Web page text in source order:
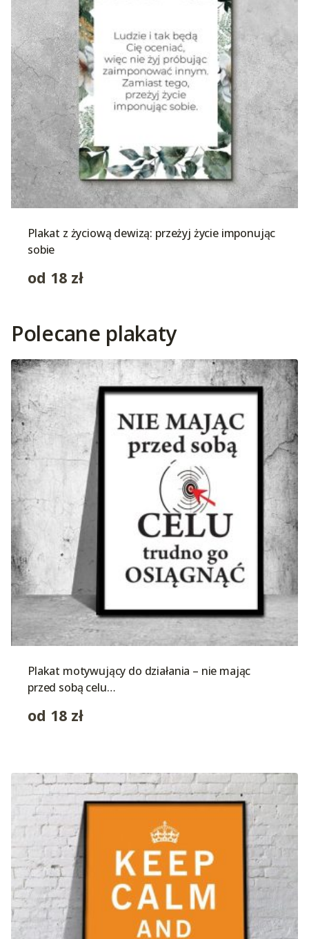
Plakat z życiową dewizą: przeżyj życie imponując
sobie
od 18 zł
Polecane plakaty
Plakat motywujący do działania – nie mając
przed sobą celu…
od 18 zł